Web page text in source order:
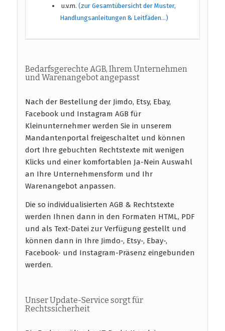
u.v.m.(zur Gesamtübersicht der Muster,
Handlungsanleitungen & Leitfäden…)
Bedarfsgerechte AGB, Ihrem Unternehmen
und Warenangebot angepasst
Nach der Bestellung der Jimdo, Etsy, Ebay,
Facebook und Instagram AGB für
Kleinunternehmer werden Sie in unserem
Mandantenportal freigeschaltet und können
dort Ihre gebuchten Rechtstexte mit wenigen
Klicks und einer komfortablen Ja-Nein Auswahl
an Ihre Unternehmensform und Ihr
Warenangebot anpassen.
Die so individualisierten AGB & Rechtstexte
werden Ihnen dann in den Formaten HTML, PDF
und als Text-Datei zur Verfügung gestellt und
können dann in Ihre Jimdo-, Etsy-, Ebay-,
Facebook- und Instagram-Präsenz eingebunden
werden.
Unser Update-Service sorgt für
Rechtssicherheit